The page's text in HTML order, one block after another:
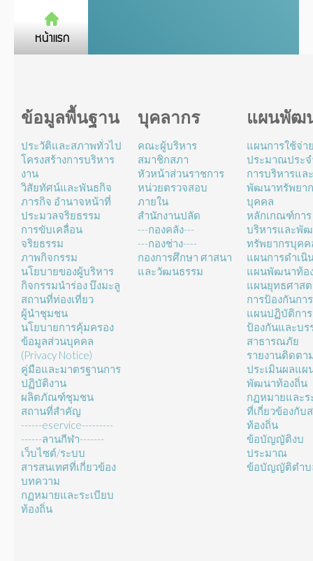
ข้อมูลพื้นฐาน
ประวัติและสภาพทั่วไป
โครงสร้างการบริหาร
งาน
วิสัยทัศน์และพันธกิจ
ภารกิจ อำนาจหน้าที่
ประมวลจริยธรรม
การขับเคลื่อน
จริยธรรม
ภาพกิจกรรม
นโยบายของผู้บริหาร
กิจกรรมนำร่อง บึงมะลู
สถานที่ท่องเที่ยว
ผู้นำชุมชน
นโยบายการคุ้มครอง
ข้อมูลส่วนบุคคล
(Privacy Notice)
คู่มือและมาตรฐานการ
ปฏิบัติงาน
ผลิตภัณฑ์ชุมชน
สถานที่สำคัญ
------eservice---------
------ลานกีฬา-------
เว็บไซต์/ระบบ
สารสนเทศที่เกี่ยวข้อง
บทความ
กฏหมายและระเบียบ
ท้องถิ่น
บุคลากร
คณะผู้บริหาร
สมาชิกสภา
หัวหน้าส่วนราชการ
หน่วยตรวจสอบ
ภายใน
สำนักงานปลัด
---กองคลัง---
---กองช่าง----
กองการศึกษา ศาสนา
และวัฒนธรรม
แผนพัฒ
แผนการใช้จ่า
ประมาณประ
การบริหารแล
พัฒนาทรัพยา
บุคคล
หลักเกณฑ์การ
บริหารและพั
ทรัพยากรบุคค
แผนการดำเนิ
แผนพัฒนาท้อ
แผนยุทธศาส
การป้องกันกา
แผนปฏิบัติการ
ป้องกันและบร
สาธารณภัย
รายงานติดตา
ประเมินผลแผ
พัฒนาท้องถิ่น
กฏหมายและร
ที่เกี่ยวข้องกับ
ท้องถิ่น
ข้อบัญญัติงบ
ประมาณ
ข้อบัญญัติตำบ